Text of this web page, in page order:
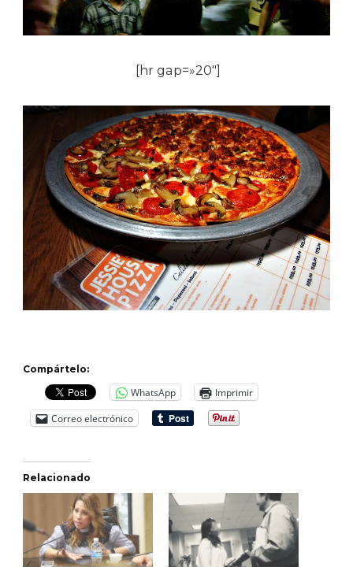
[hr gap=»20″]
Compártelo:
WhatsApp
Imprimir
Correo electrónico
Relacionado